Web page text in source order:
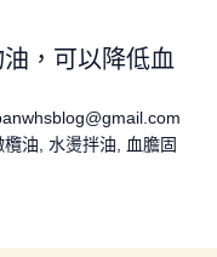
，可以降低血
欖油 水燙拌油
血膽固